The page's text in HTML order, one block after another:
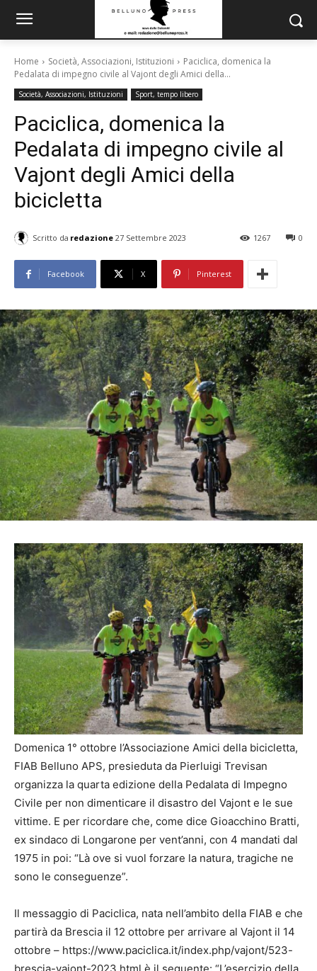
Home Società, Associazioni, Istituzioni
Paciclica, domenica la
Pedalata di impegno civile al Vajont degli Amici della...
Società, Associazioni, Istituzioni Sport, tempo libero
Paciclica, domenica la
Pedalata di impegno civile al
Vajont degli Amici della
bicicletta
Scritto da redazione 27 Settembre 2023 0
1267
Facebook X Pinterest
Domenica 1° ottobre l’Associazione Amici della bicicletta,
FIAB Belluno APS, presieduta da Pierluigi Trevisan
organizza la quarta edizione della Pedalata di Impegno
Civile per non dimenticare il disastro del Vajont e le sue
vittime. E per ricordare che, come dice Gioacchino Bratti,
ex sindaco di Longarone per vent’anni, con 4 mandati dal
1975 in poi: “Là ove si vuol forzare la natura, tragiche ne
sono le conseguenze”.
Il messaggio di Paciclica, nata nell’ambito della FIAB e che
partirà da Brescia il 12 ottobre per arrivare al Vajont il 14
ottobre – https://www.paciclica.it/index.php/vajont/523-